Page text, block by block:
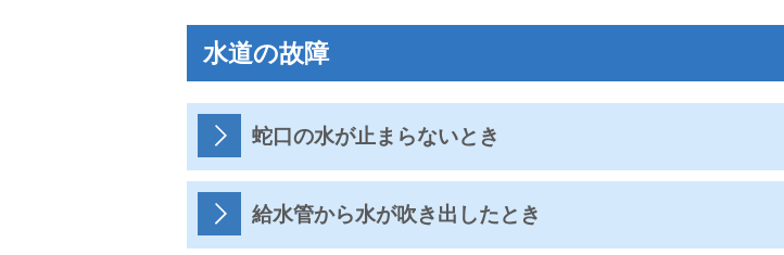
水道の故障
蛇口の水が止まらないとき
給水管から水が吹き出したとき